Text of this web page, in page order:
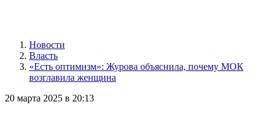
Новости
Власть
«Есть оптимизм»: Журова объяснила, почему МОК
возглавила женщина
20 марта 2025 в 20:13